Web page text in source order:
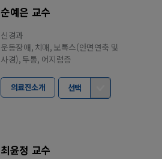
순예은 교수
신경과
운동장애, 치매, 보톡스(안면연축 및
사경), 두통, 어지럼증
의료진소개 선택
최윤정 교수